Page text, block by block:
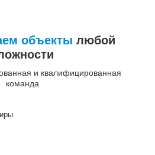
объекты любой
и квалифицированная
команда